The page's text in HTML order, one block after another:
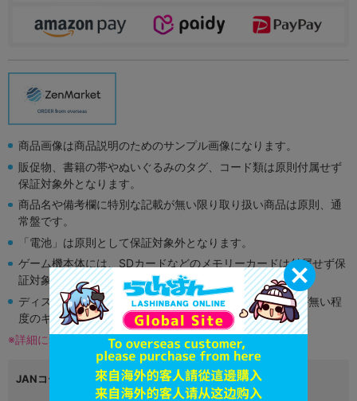
商品画像は商品説明のためのサンプル画像になります。
販促物、書籍の帯やぬいぐるみのタグ、コード類は原則付属せず
保証対象外となります。
商品名や備考欄に特別な記載が無い限り取り扱い商品は原則、通
常盤です。
「電池」は原則として保証対象外となります。
ゲーム機本体には、SDカードなどのメモリーカードは付属せず保
証対象外となります。
ディスク類の読み取り面のキズに関しまして再生に支障が無い程
度のキズがある場合がございます。
※詳細につきましてはコチラ
JANコード 4545784069189